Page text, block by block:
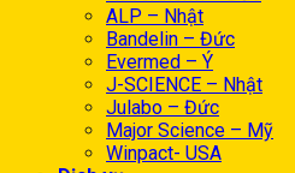
ALP – Nhật
Bandelin – Đức
Evermed – Ý
J-SCIENCE – Nhật
Julabo – Đức
Major Science – Mỹ
Winpact- USA